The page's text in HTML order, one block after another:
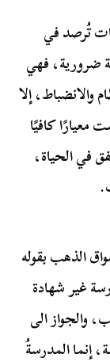
تُرصد في
ضرورية، فهي
والانضباط، إلا
معيارًا كافيًا
في الحياة،
الذهب بقوله
غير شهادة
والجواز الى
إنما المدرسةُ